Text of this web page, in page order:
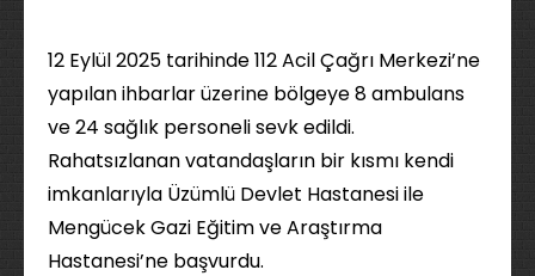
12 Eylül 2025 tarihinde 112 Acil Çağrı Merkezi’ne
yapılan ihbarlar üzerine bölgeye 8 ambulans
ve 24 sağlık personeli sevk edildi.
Rahatsızlanan vatandaşların bir kısmı kendi
imkanlarıyla Üzümlü Devlet Hastanesi ile
Mengücek Gazi Eğitim ve Araştırma
Hastanesi’ne başvurdu.